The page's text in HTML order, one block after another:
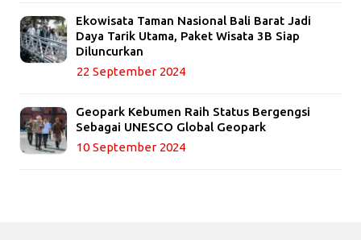
Ekowisata Taman Nasional Bali Barat Jadi
Daya Tarik Utama, Paket Wisata 3B Siap
Diluncurkan
22 September 2024
Geopark Kebumen Raih Status Bergengsi
Sebagai UNESCO Global Geopark
10 September 2024